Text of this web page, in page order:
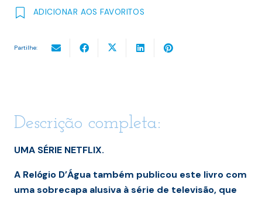
ADICIONAR AOS FAVORITOS
Partilhe:
Descrição completa:
UMA SÉRIE NETFLIX.
A Relógio D’Água também publicou este livro com
uma sobrecapa alusiva à série de televisão, que